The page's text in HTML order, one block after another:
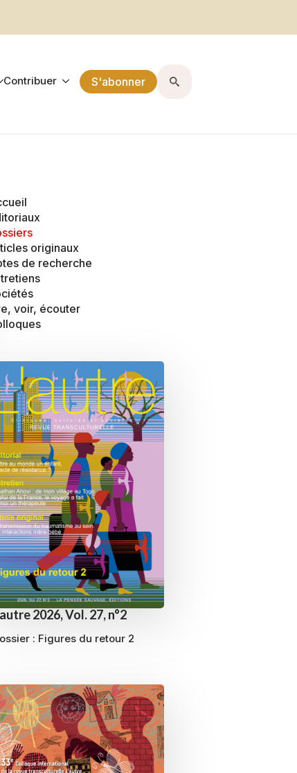
Contribuer S'abonner
originaux
de recherche
voir, écouter
2026, Vol. 27, n°2
: Figures du retour 2